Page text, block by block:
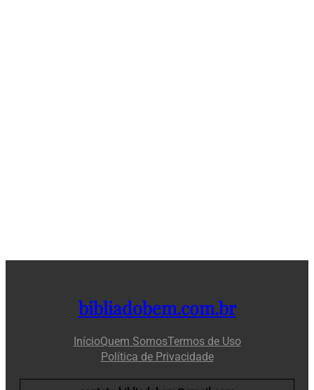
bibliadobem.com.br
InícioQuem SomosTermos de Uso
Política de Privacidade